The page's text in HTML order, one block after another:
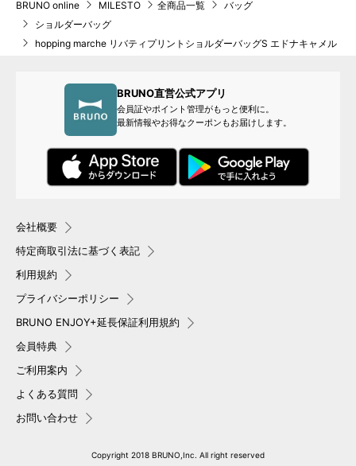
BRUNO online MILESTO 全商品一覧
バッグ
ショルダーバッグ
hopping marche リバティプリントショルダーバッグS エドナキャメル
BRUNO直営公式アプリ
会員証やポイント管理がもっと便利に。
最新情報やお得なクーポンもお届けします。
会社概要
特定商取引法に基づく表記
利用規約
プライバシーポリシー
BRUNO ENJOY+延長保証利用規約
会員特典
ご利用案内
よくある質問
お問い合わせ
Copyright 2018 BRUNO,Inc. All right reserved